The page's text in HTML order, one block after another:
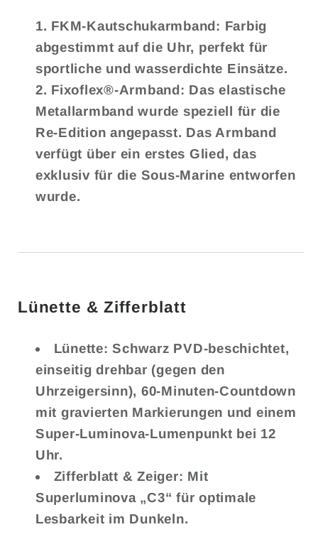
FKM-Kautschukarmband: Farbig
abgestimmt auf die Uhr, perfekt für
sportliche und wasserdichte Einsätze.
Fixoflex®-Armband: Das elastische
Metallarmband wurde speziell für die
Re-Edition angepasst. Das Armband
verfügt über ein erstes Glied, das
exklusiv für die Sous-Marine entworfen
wurde.
Lünette & Zifferblatt
Lünette: Schwarz PVD-beschichtet,
einseitig drehbar (gegen den
Uhrzeigersinn), 60-Minuten-Countdown
mit gravierten Markierungen und einem
Super-Luminova-Lumenpunkt bei 12
Uhr.
Zifferblatt & Zeiger: Mit
Superluminova „C3“ für optimale
Lesbarkeit im Dunkeln.